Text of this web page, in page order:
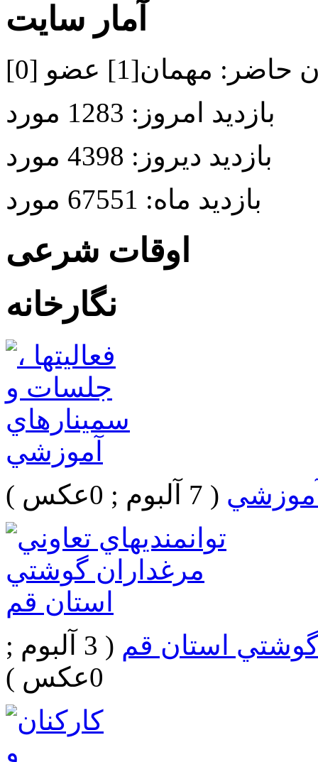
آمار سایت
حاضر: مهمان[1] عضو [0]
بازدید امروز: 1283 مورد
بازدید دیروز: 4398 مورد
بازدید ماه: 67551 مورد
اوقات شرعی
نگارخانه
آموزشي ( 7 آلبوم ; 0عکس )
گوشتي استان قم
( 3 آلبوم ;
0عکس )